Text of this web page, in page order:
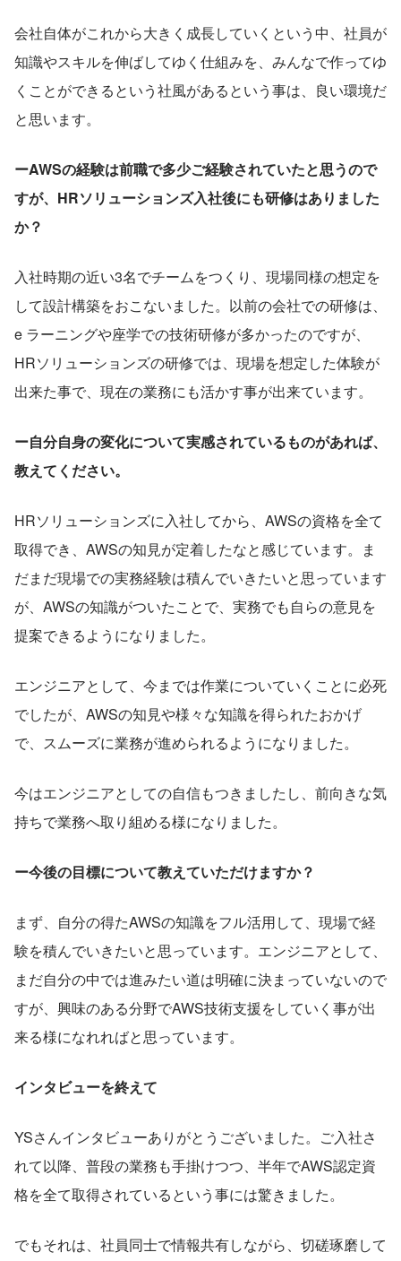
会社自体がこれから大きく成長していくという中、社員が
知識やスキルを伸ばしてゆく仕組みを、みんなで作ってゆ
くことができるという社風があるという事は、良い環境だ
と思います。
ーAWSの経験は前職で多少ご経験されていたと思うので
すが、HRソリューションズ入社後にも研修はありました
か？
入社時期の近い3名でチームをつくり、現場同様の想定を
して設計構築をおこないました。以前の会社での研修は、
e ラーニングや座学での技術研修が多かったのですが、
HRソリューションズの研修では、現場を想定した体験が
出来た事で、現在の業務にも活かす事が出来ています。
ー自分自身の変化について実感されているものがあれば、
教えてください。
HRソリューションズに入社してから、AWSの資格を全て
取得でき、AWSの知見が定着したなと感じています。ま
だまだ現場での実務経験は積んでいきたいと思っています
が、AWSの知識がついたことで、実務でも自らの意見を
提案できるようになりました。
エンジニアとして、今までは作業についていくことに必死
でしたが、AWSの知見や様々な知識を得られたおかげ
で、スムーズに業務が進められるようになりました。
今はエンジニアとしての自信もつきましたし、前向きな気
持ちで業務へ取り組める様になりました。
ー今後の目標について教えていただけますか？
まず、自分の得たAWSの知識をフル活用して、現場で経
験を積んでいきたいと思っています。エンジニアとして、
まだ自分の中では進みたい道は明確に決まっていないので
すが、興味のある分野でAWS技術支援をしていく事が出
来る様になれればと思っています。
インタビューを終えて
YSさんインタビューありがとうございました。ご入社さ
れて以降、普段の業務も手掛けつつ、半年でAWS認定資
格を全て取得されているという事には驚きました。
でもそれは、社員同士で情報共有しながら、切磋琢磨して